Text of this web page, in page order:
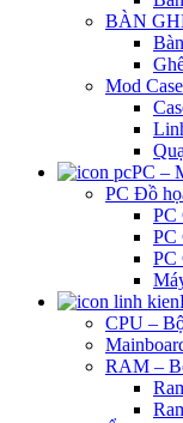
BÀN
Mod Case
PC –
PC Đồ
PC
PC
PC
CPU –
RAM –